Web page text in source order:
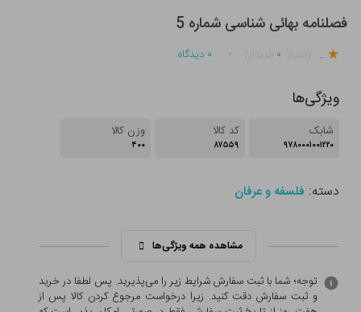
فصلنامه بهائی شناسی شماره 5
. ۰ ۰ دیدگاه
ویژگی‌ها
شابک
۹۷۸۰۰۰۱۰۰۱۲۲۰
کد کالا
۸۷۵۵۹
وزن کالا
۴۰۰
دسته: فلسفه و عرفان
مشاهده همه ویژگی‌ها
توجه؛ شما با ثبت سفارش شرایط زیر را می‌پذیرید. پس لطفا در خرید
و ثبت سفارش دقت کنید. زیرا درخواست مرجوع کردن کالا پس از